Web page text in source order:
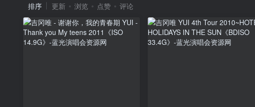
排序 更新 浏览 点赞 评论